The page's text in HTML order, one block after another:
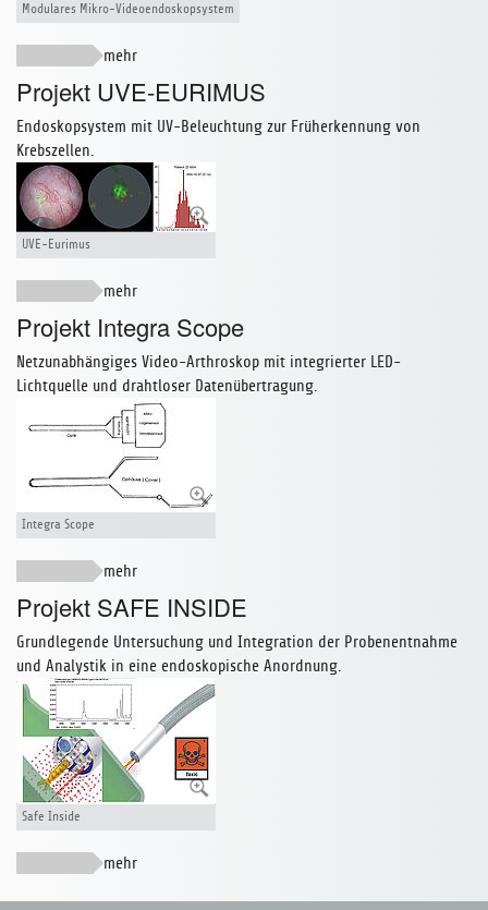
Modulares Mikro-Videoendoskopsystem
UVE-Eurimus
Projekt UVE-EURIMUS
Endoskopsystem mit UV-Beleuchtung zur Früherkennung von
Krebszellen.
Integra Scope
Projekt Integra Scope
Netzunabhängiges Video-Arthroskop mit integrierter LED-
Lichtquelle und drahtloser Datenübertragung.
Safe Inside
Projekt SAFE INSIDE
Grundlegende Untersuchung und Integration der Probenentnahme
und Analystik in eine endoskopische Anordnung.